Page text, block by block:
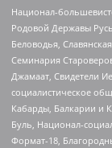
Национал-
Родовой Державы
Беловодья,
Семинария
Джамаат, Свидетели
социалистическое
Кабарды, Балкарии и
Буль, Национал-
Формат-18,